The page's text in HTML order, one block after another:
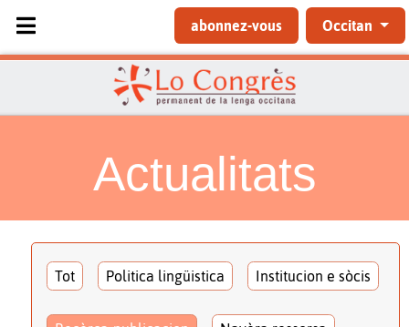
Sélectionnez votre langue
abonnez-vous Occitan
Actualitats
Tot Politica lingüistica Institucion e sòcis